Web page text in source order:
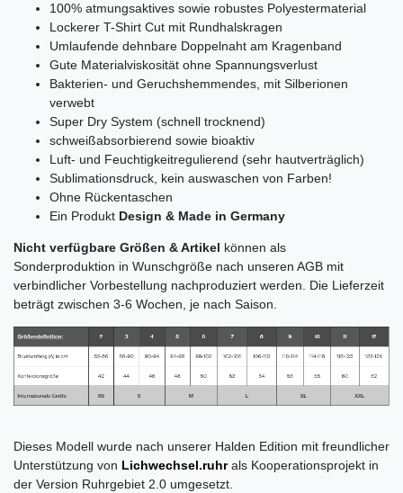
100% atmungsaktives sowie robustes Polyestermaterial
Lockerer T-Shirt Cut mit Rundhalskragen
Umlaufende dehnbare Doppelnaht am Kragenband
Gute Materialviskosität ohne Spannungsverlust
Bakterien- und Geruchshemmendes, mit Silberionen
verwebt
Super Dry System (schnell trocknend)
schweißabsorbierend sowie bioaktiv
Luft- und Feuchtigkeitregulierend (sehr hautverträglich)
Sublimationsdruck, kein auswaschen von Farben!
Ohne Rückentaschen
Ein Produkt Design & Made in Germany
Nicht verfügbare Größen & Artikel können als
Sonderproduktion in Wunschgröße nach unseren AGB mit
verbindlicher Vorbestellung nachproduziert werden. Die Lieferzeit
beträgt zwischen 3-6 Wochen, je nach Saison.
Dieses Modell wurde nach unserer Halden Edition mit freundlicher
Unterstützung von Lichwechsel.ruhrals Kooperationsprojekt in
der Version Ruhrgebiet 2.0 umgesetzt.